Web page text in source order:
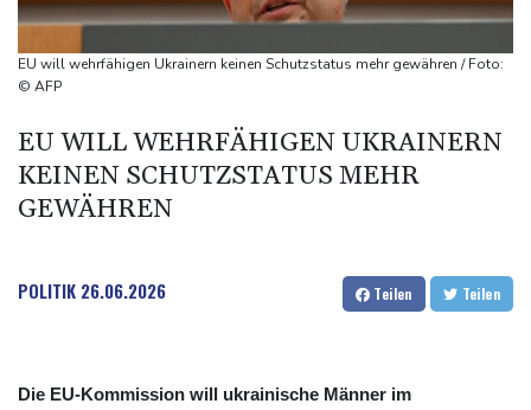
leicht zu
76-jähriger Landwirt in Nordrhein-Westfalen von Traktor
überrollt und getötet
freiem Fuß
Deutschlands Exporte im Juni leicht gestiegen
EU will wehrfähigen Ukrainern keinen Schutzstatus mehr gewähren / Foto:
© AFP
EU WILL WEHRFÄHIGEN UKRAINERN
KEINEN SCHUTZSTATUS MEHR
GEWÄHREN
POLITIK 26.06.2026 Teilen Teilen
Die EU-Kommission will ukrainische Männer im